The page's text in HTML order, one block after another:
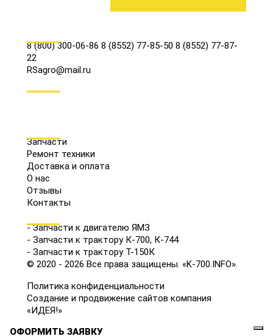
8 (800) 300-06-86 8 (8552) 77-85-50 8 (8552) 77-87-
22
RSagro@mail.ru
Запчасти
Ремонт техники
Доставка и оплата
О нас
Отзывы
Контакты
- Запчасти к двигателю ЯМЗ
- Запчасти к трактору К-700, К-744
- Запчасти к трактору Т-150К
© 2020 - 2026 Все права защищены. «K-700.INFO».
Политика конфиденциальности
Создание и продвижение сайтов компания
«ИДЕЯ!»
ОФОРМИТЬ ЗАЯВКУ